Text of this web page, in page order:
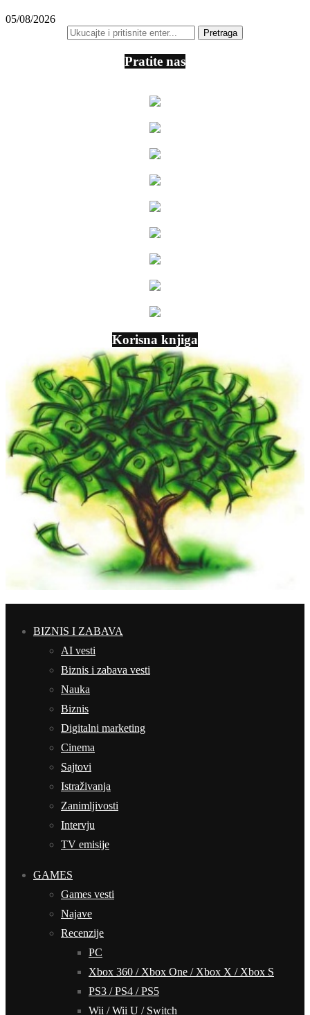
05/08/2026
Pratite nas
Korisna knjiga
BIZNIS I ZABAVA
AI vesti
Biznis i zabava vesti
Nauka
Biznis
Digitalni marketing
Cinema
Sajtovi
Istraživanja
Zanimljivosti
Intervju
TV emisije
GAMES
Games vesti
Najave
Recenzije
PC
Xbox 360 / Xbox One / Xbox X / Xbox S
PS3 / PS4 / PS5
Wii / Wii U / Switch